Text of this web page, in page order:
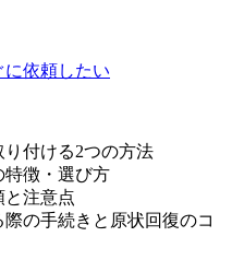
に依頼したい
り付ける2つの方法
特徴・選び方
と注意点
の手続きと原状回復のコ